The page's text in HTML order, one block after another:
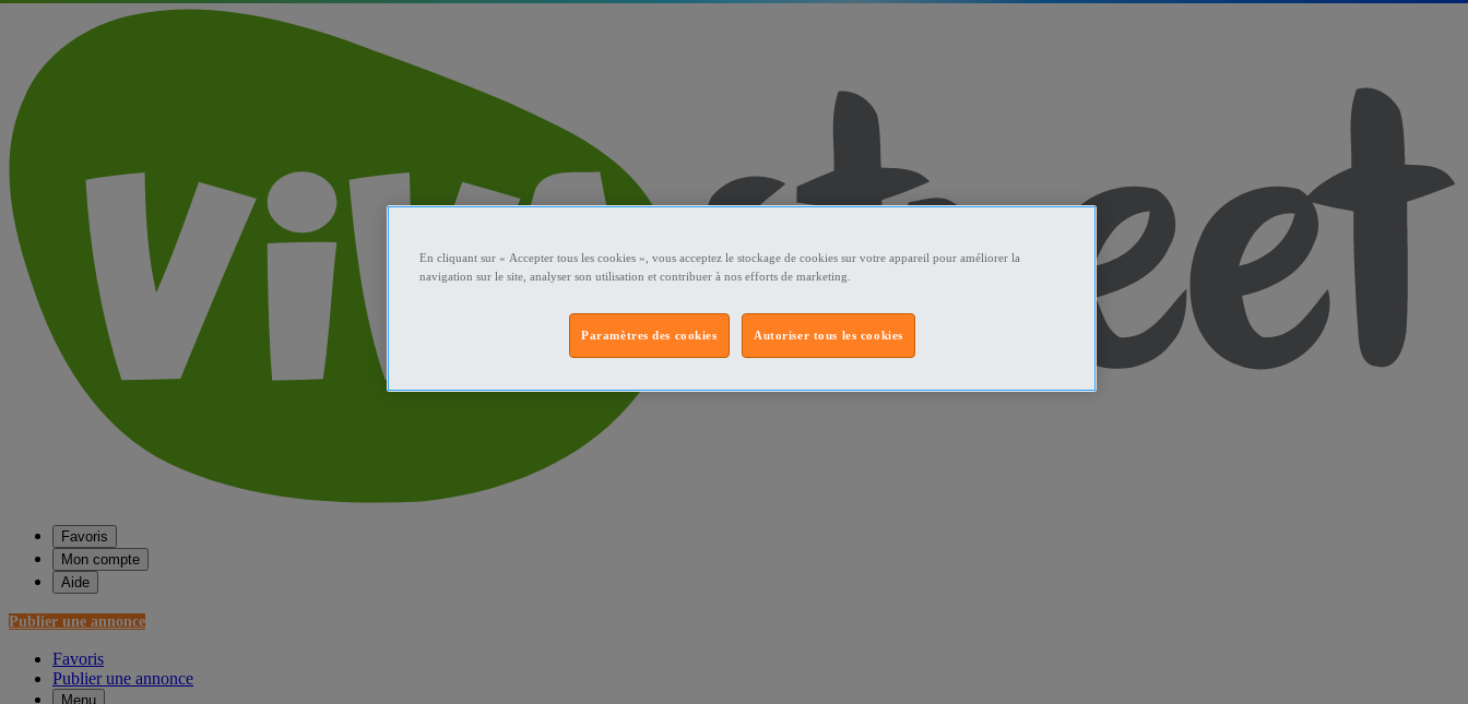
Favoris
Mon compte
Aide
Publier une annonce
Favoris
Publier une annonce
Menu
En cliquant sur « Accepter tous les cookies », vous acceptez le stockage de cookies sur votre appareil pour améliorer la
navigation sur le site, analyser son utilisation et contribuer à nos efforts de marketing.
Autoriser tous les cookies
Paramètres des cookies